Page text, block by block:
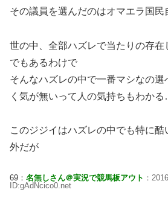
その議員を選んだのはオマエラ国民
世の中、全部ハズレで当たりの存在
でもあるわけで
そんなハズレの中で一番マシなの
く気が無いって人の気持ちもわか
このジジイはハズレの中でも特に
外だが
69： 名無しさん＠実況で競馬板アウト ：
ID:gAdNcico0.net